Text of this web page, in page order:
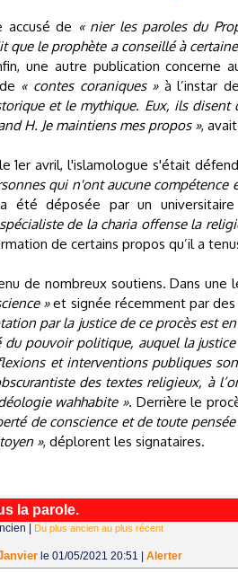
accusé de « nier les paroles du
que le prophète a conseillé à
une autre publication concerne
« contes coraniques »à l’instar
et le mythique. Eux, ils
H. Je maintiens mes propos »,
1er avril, l'islamologue s'était
qui n'ont aucune compétence
été déposée par un
de la charia offense la
de certains propos qu’il a
de nombreux soutiens. Dans
»et signée récemment par
par la justice de ce procès est
pouvoir politique, auquel la
et interventions publiques
des textes religieux, à
wahhabite ». Derrière le
de conscience et de toute
», déplorent les signataires.
la parole.
Du plus ancien au plus récent
le 01/05/2021 20:51
Alerter